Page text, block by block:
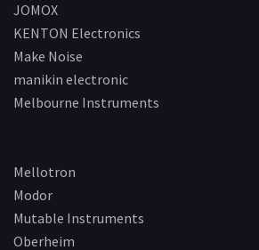
JOMOX
KENTON Electronics
Make Noise
manikin electronic
Melbourne Instruments
Mellotron
Modor
Mutable Instruments
Oberheim